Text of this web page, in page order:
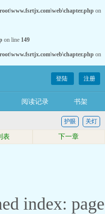
on
on line 149
on
登陆 注册
阅读记录 书架
关灯
护眼
表 下一章
index: page